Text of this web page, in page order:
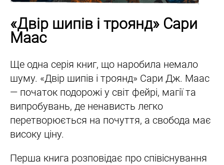
«Двір шипів і троянд» Сари
Маас
Ще одна серія книг, що наробила немало
шуму. «Двір шипів і троянд» Сари Дж. Маас
— початок подорожі у світ фейрі, магії та
випробувань, де ненависть легко
перетворюється на почуття, а свобода має
високу ціну.
Перша книга розповідає про співіснування